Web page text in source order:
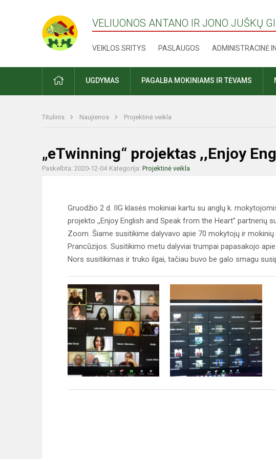
VELIUONOS ANTANO IR JONO JUŠKŲ
VEIKLOS SRITYS PASLAUGOS ADMINISTRACINĖ
PRADŽIAUGDYMAS PAGALBA MOKINIAMS IR TĖVAMS
Titulinis Naujienos Projektinė veikla
„eTwinning“ projektas ,,Enjoy
Paskelbta: 2020-12-04 Kategorija: Projektinė veikla
Gruodžio 2 d. IIG klasės mokiniai kartu su anglų k.
projekto ,,Enjoy English and Speak from the Heart”
Zoom. Šiame susitikime dalyvavo apie 70 mokytojų ir
Prancūzijos. Susitikimo metu dalyviai trumpai papasakojo
Nors susitikimas ir truko ilgai, tačiau buvo be galo smagu